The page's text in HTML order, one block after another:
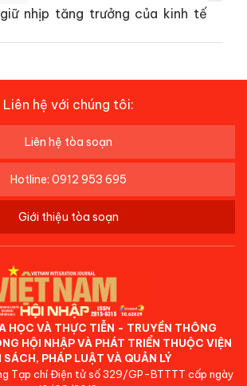
nhịp tăng trưởng của kinh tế
Liên hệ với chúng tôi:
Liên hệ tòa soạn
Hotline: 0912 953 695
Giới thiệu tòa soạn
HỌC VÀ THỰC TIỄN - TRUYỀN THÔNG
HỘI NHẬP VÀ PHÁT TRIỂN THUỘC VIỆN
SÁCH, PHÁP LUẬT VÀ QUẢN LÝ
Tạp chí Điện tử số 329/GP-BTTTT cấp ngày